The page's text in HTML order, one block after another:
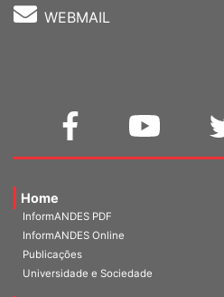
WEBMAIL
Home
InformANDES PDF
InformANDES Online
Publicações
Universidade e Sociedade